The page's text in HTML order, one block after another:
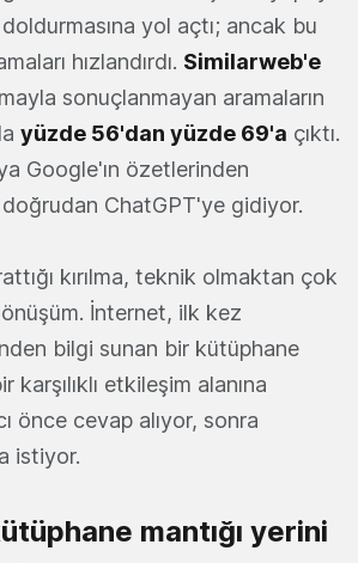
yol açtı; ancak bu
hızlandırdı. Similarweb'e
sonuçlanmayan aramaların
yüzde 56'dan yüzde 69'a çıktı.
Google'ın özetlerinden
doğrudan ChatGPT'ye gidiyor.
kırılma, teknik olmaktan çok
İnternet, ilk kez
bilgi sunan bir kütüphane
karşılıklı etkileşim alanına
önce cevap alıyor, sonra
istiyor.
mantığı yerini